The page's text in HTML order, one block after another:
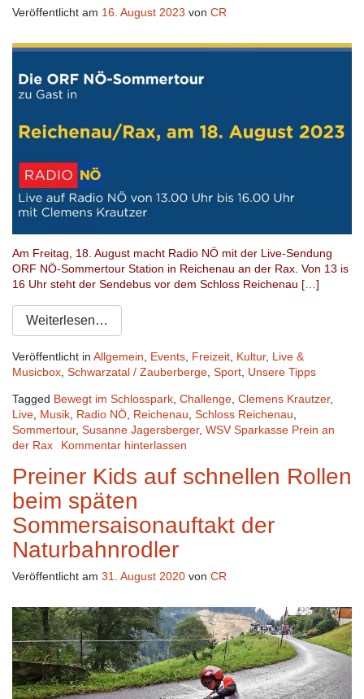
Veröffentlicht am 16. August 2023 von CR
Am Freitag, 18. August macht Radio NÖ mit der Live-Sendung
ORF NÖ-Sommertour Station in Reichenau an der Rax. Von 13 is
16 Uhr steht der Sendebus vor dem Schloss Reichenau […]
Weiterlesen…
Veröffentlicht in Allgemein Events Freizeit Kultur, Live &
Musicbox Schwarzatal / Zauberberge Sport Unsere Tipps
Tagged Bewegt im Schlosspark Challenge Clemens Krautzer,
Live Musik Radio NÖ Reichenau Schloss Reichenau
Sommertour, Susanne Jagersberger, WSV Sparkasse Prein an
der Rax
Kommentar hinterlassen
Preiner Kids auf schnellen Rollen
beim späten
Sommersaisonauftakt der
Naturbahnrodler
Veröffentlicht am 31. August 2020 von CR